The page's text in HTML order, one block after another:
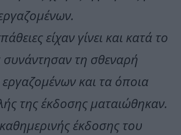
είχαν γίνει και κατά το
τη σθεναρή
και τα όποια
της έκδοσης ματαιώθηκαν.
έκδοσης του